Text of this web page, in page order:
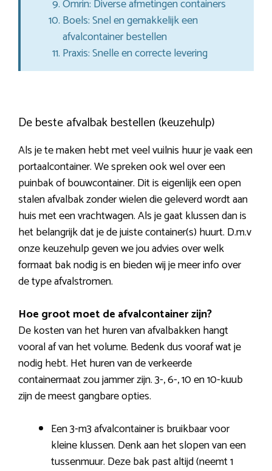
Omrin: Diverse afmetingen containers
Boels: Snel en gemakkelijk een
afvalcontainer bestellen
Praxis: Snelle en correcte levering
De beste afvalbak bestellen (keuzehulp)
Als je te maken hebt met veel vuilnis huur je vaak een
portaalcontainer. We spreken ook wel over een
puinbak of bouwcontainer. Dit is eigenlijk een open
stalen afvalbak zonder wielen die geleverd wordt aan
huis met een vrachtwagen. Als je gaat klussen dan is
het belangrijk dat je de juiste container(s) huurt. D.m.v
onze keuzehulp geven we jou advies over welk
formaat bak nodig is en bieden wij je meer info over
de type afvalstromen.
Hoe groot moet de afvalcontainer zijn?
De kosten van het huren van afvalbakken hangt
vooral af van het volume. Bedenk dus vooraf wat je
nodig hebt. Het huren van de verkeerde
containermaat zou jammer zijn. 3-, 6-, 10 en 10-kuub
zijn de meest gangbare opties.
Een 3-m3 afvalcontainer is bruikbaar voor
kleine klussen. Denk aan het slopen van een
tussenmuur. Deze bak past altijd (neemt 1